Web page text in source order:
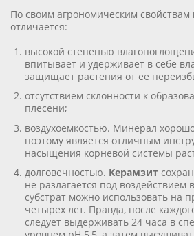
По своим агрономическим свойствам
отличается:
высокой степенью
впитывает и удерживает в себе
защищает растения от ее
отсутствием склонности к
плесени;
воздухоемкостью. Минерал
поэтому является отличным
насыщения корневой системы
долговечностью. Керамзит
не разлагается под воздействием
субстрат можно использовать на
четырех лет. Правда, после
следует выдерживать 24 часа в